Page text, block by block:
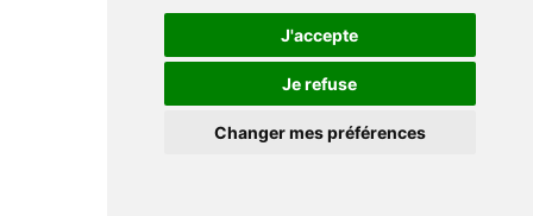
J'accepte
Je refuse
Changer mes préférences